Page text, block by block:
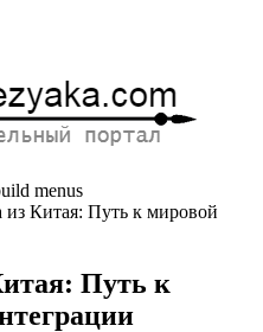
menus
из Китая: Путь к мировой
Путь к